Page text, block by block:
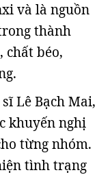
và là nguồn
thành
chất béo,
Lê Bạch Mai,
khuyến nghị
từng nhóm.
tình trạng